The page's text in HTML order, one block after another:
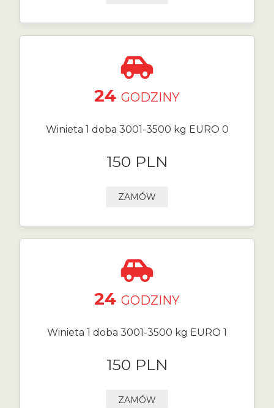
24 GODZINY
Winieta 1 doba 3001-3500 kg EURO 0
150 PLN
ZAMÓW
24 GODZINY
Winieta 1 doba 3001-3500 kg EURO 1
150 PLN
ZAMÓW